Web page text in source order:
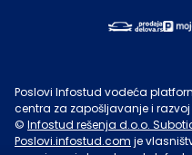
Poslovi Infostud vodeća
centra za zapošljavanje i
© Infostud rešenja d.o.o.
Poslovi.infostud.com je